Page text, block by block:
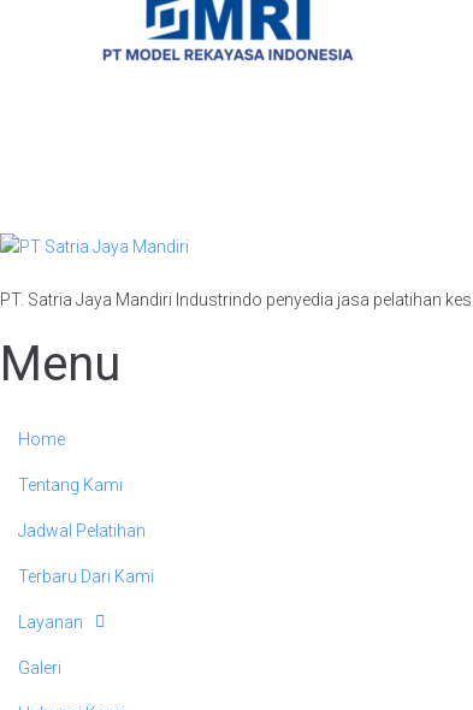
PT. Satria Jaya Mandiri Industrindo penyedia jasa pelatihan
Menu
Home
Tentang Kami
Jadwal Pelatihan
Terbaru Dari Kami
Layanan
Galeri